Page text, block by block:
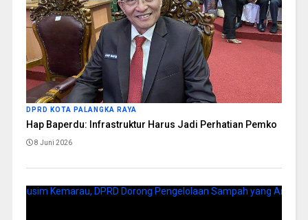
DPRD KOTA PALANGKA RAYA
Hap Baperdu: Infrastruktur Harus Jadi Perhatian Pemko
8 Juni 2026